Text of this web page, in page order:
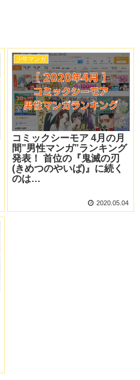
少年マンガ
コミックシーモア 4月の月
間”男性マンガ”ランキング
発表！ 首位の『鬼滅の刃
(きめつのやいば)』に続く
のは…
2020.05.04